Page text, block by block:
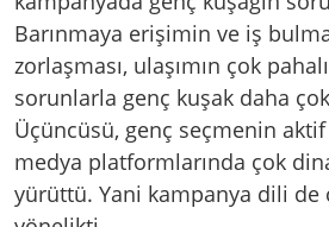
Barınmaya erişimin ve iş
zorlaşması, ulaşımın çok
sorunlarla genç kuşak daha
Üçüncüsü, genç seçmenin
medya platformlarında çok
yürüttü. Yani kampanya dili de